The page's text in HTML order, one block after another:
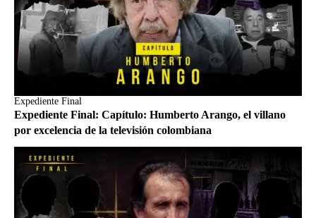
Expediente Final
Expediente Final: Capítulo: Humberto Arango, el villano
por excelencia de la televisión colombiana